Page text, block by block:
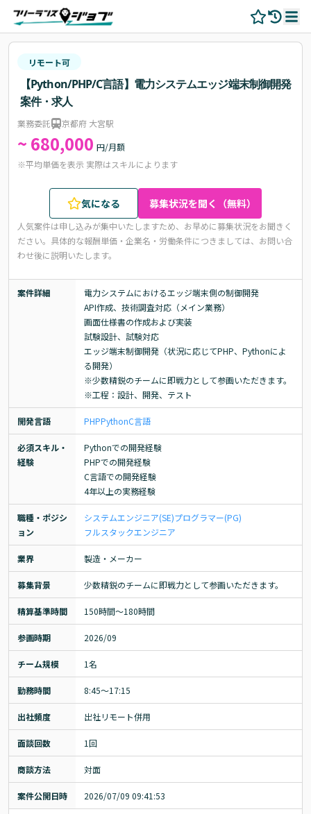
リモート可
【Python/PHP/C言語】電力システムエッジ端末制御開発
案件・求人
業務委託 京都府 大宮駅
~ 680,000 円/月額
※平均単価を表示 実際はスキルによります
気になる 募集状況を聞く（無料）
人気案件は申し込みが集中いたしますため、お早めに募集状況をお聞きく
ださい。 具体的な報酬単価・企業名・労働条件につきましては、お問い合
わせ後に説明いたします。
案件詳細
電力システムにおけるエッジ端末側の制御開発
API作成、技術調査対応（メイン業務）
画面仕様書の作成および実装
試験設計、試験対応
エッジ端末制御開発（状況に応じてPHP、Pythonによ
る開発）
※少数精鋭のチームに即戦力として参画いただきます。
※工程：設計、開発、テスト
開発言語 PHPPythonC言語
必須スキル・
経験
Pythonでの開発経験
PHPでの開発経験
C言語での開発経験
4年以上の実務経験
職種・ポジシ
ョン
システムエンジニア(SE)プログラマー(PG)
フルスタックエンジニア
業界 製造・メーカー
募集背景 少数精鋭のチームに即戦力として参画いただきます。
精算基準時間 150時間〜180時間
参画時期 2026/09
チーム規模 1名
勤務時間 8:45～17:15
出社頻度 出社リモート併用
面談回数 1回
商談方法 対面
案件公開日時 2026/07/09 09:41:53